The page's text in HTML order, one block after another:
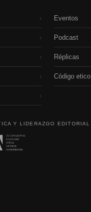
›
›
›
›
›
Eventos
Podcast
Réplicas
Código etico
Y LIDERAZGO EDITORIAL